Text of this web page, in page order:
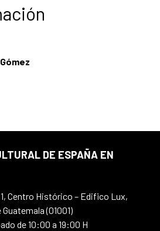
DE ESPAÑA EN
Centro Histórico – Edifico Lux,
(01001)
de 10:00 a 19:00 H